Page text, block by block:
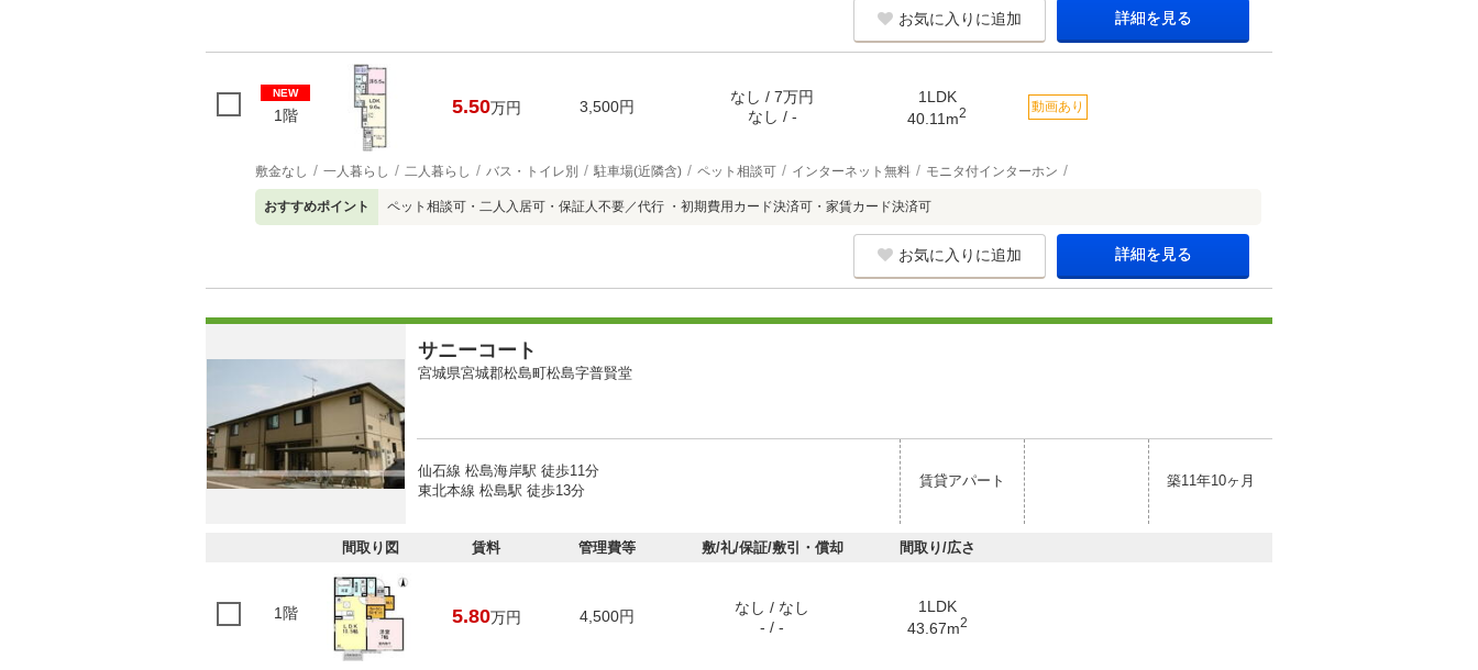
お気に入りに追加 詳細を見る
NEW
1階 5.50万円 3,500円
なし / 7万円
なし / -
1LDK
40.11m2 動画あり
敷金なし 一人暮らし 二人暮らし バス・トイレ別 駐車場(近隣含) ペット相談可 インターネット無料 モニタ付インターホン
おすすめポイント ペット相談可・二人入居可・保証人不要／代行 ・初期費用カード決済可・家賃カード決済可
お気に入りに追加 詳細を見る
サニーコート
宮城県宮城郡松島町松島字普賢堂
仙石線 松島海岸駅 徒歩11分
東北本線 松島駅 徒歩13分
賃貸アパート 築11年10ヶ月
間取り図 賃料 管理費等 敷/礼/保証/敷引・償却 間取り/広さ
1階 5.80万円 4,500円
なし / なし
- / -
1LDK
43.67m2